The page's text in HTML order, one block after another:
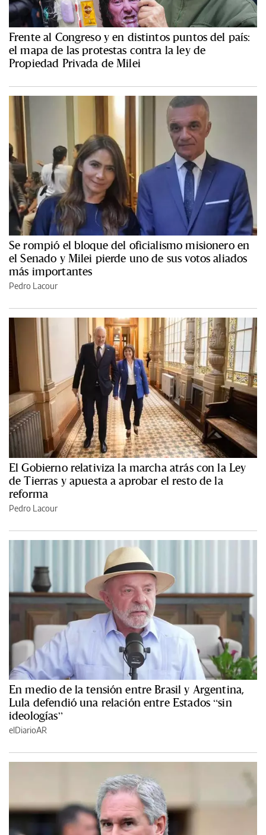
Frente al Congreso y en distintos puntos del país:
el mapa de las protestas contra la ley de
Propiedad Privada de Milei
Se rompió el bloque del oficialismo misionero en
el Senado y Milei pierde uno de sus votos aliados
más importantes
Pedro Lacour
El Gobierno relativiza la marcha atrás con la Ley
de Tierras y apuesta a aprobar el resto de la
reforma
Pedro Lacour
En medio de la tensión entre Brasil y Argentina,
Lula defendió una relación entre Estados “sin
ideologías”
elDiarioAR